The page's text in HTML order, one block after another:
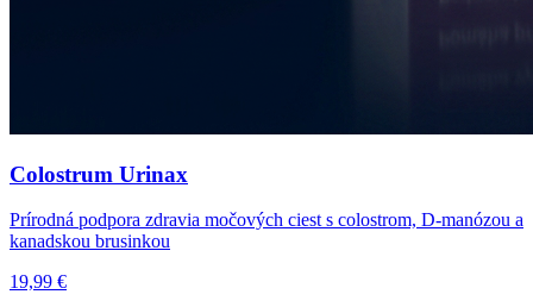
Colostrum Urinax
Prírodná podpora zdravia močových ciest s colostrom, D-manózou a
kanadskou brusinkou
19,99 €